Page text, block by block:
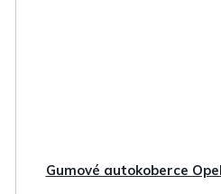
Gumové autokoberce